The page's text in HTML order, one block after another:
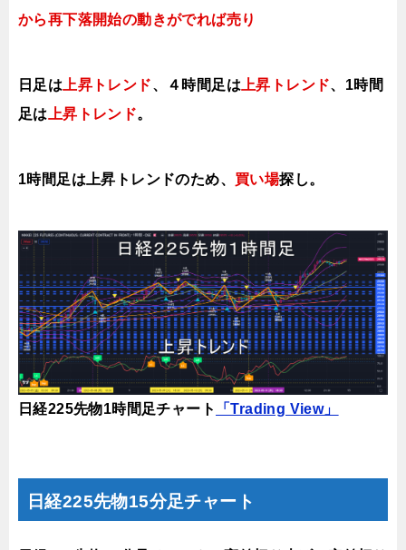
から再下落開始の動きがでれば売り
日足は 上昇トレンド、４時間足は 上昇トレンド、1時間
足は
上昇トレンド。
1時間足は上昇トレンドのため、 買い場探し。
日経225先物1時間足チャート 「Trading View」
日経225先物15分足チャート